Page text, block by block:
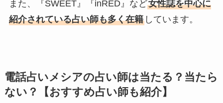
また、『SWEET』『inRED』など女性誌を中心に
紹介されている占い師も多く在籍しています。
電話占いメシアの占い師は当たる？当たら
ない？【おすすめ占い師も紹介】